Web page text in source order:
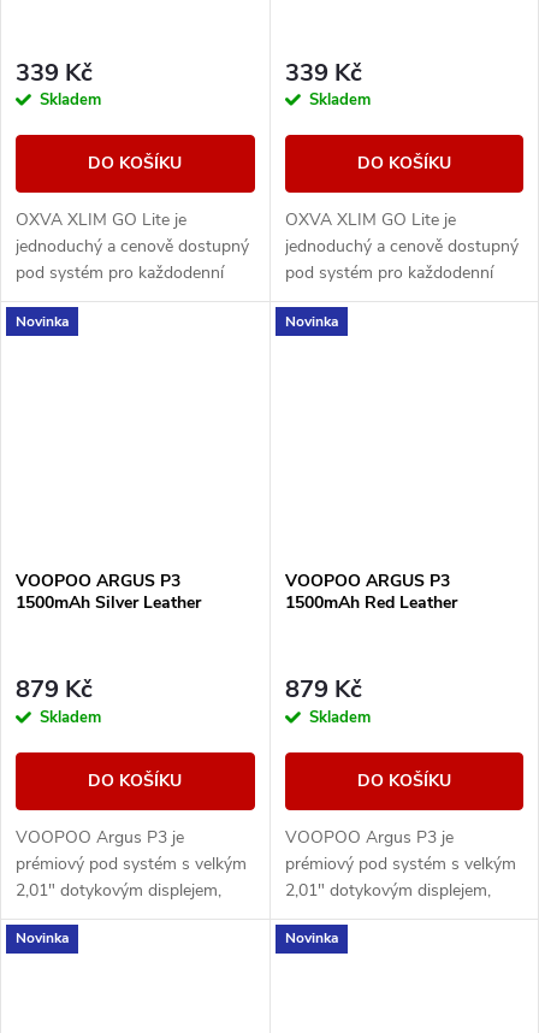
339 Kč
Skladem
DO KOŠÍKU
OXVA XLIM GO Lite je
jednoduchý a cenově dostupný
pod systém pro každodenní
vapování. Nabízí baterii 1000
mAh, nastavitelný airflow, RGB
339 Kč
Skladem
DO KOŠÍKU
OXVA XLIM GO Lite je
jednoduchý a cenově dostupný
pod systém pro každodenní
vapování. Nabízí baterii 1000
mAh, nastavitelný airflow, RGB
Novinka
VOOPOO ARGUS P3
1500mAh Silver Leather
879 Kč
Skladem
DO KOŠÍKU
VOOPOO Argus P3 je
prémiový pod systém s velkým
2,01" dotykovým displejem,
baterií 1500 mAh a výkonem až
30 W. Nabízí moderní ovládání,
Novinka
VOOPOO ARGUS P3
1500mAh Red Leather
879 Kč
Skladem
DO KOŠÍKU
VOOPOO Argus P3 je
prémiový pod systém s velkým
2,01" dotykovým displejem,
baterií 1500 mAh a výkonem až
30 W. Nabízí moderní ovládání,
Novinka Novinka